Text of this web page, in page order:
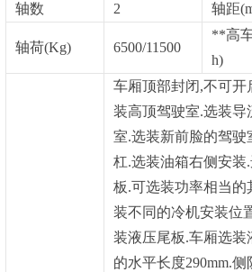
轴数
2 轴距
轴荷(Kg) 6500/11500
**高
h)
车厢顶部封闭,不可开
装高顶驾驶室.选装导
室.选装新前脸的驾驶
杠.选装油箱右侧安装
板.可选装功率相当的
装不同的冷机安装位
装液压尾板.车厢选装
的水平长度290mm.